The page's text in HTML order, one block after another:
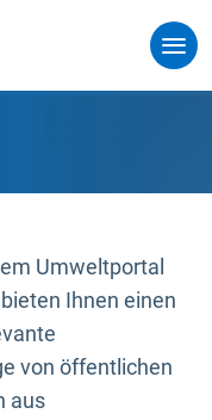
Umweltportal
Ihnen einen
von öffentlichen
aus